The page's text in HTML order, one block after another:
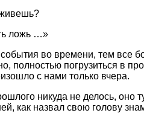
ложь …»
во времени, тем все
полностью погрузиться в
с нами только вчера.
никуда не делось, оно
как назвал свою голову